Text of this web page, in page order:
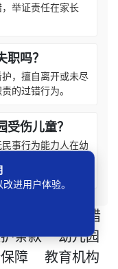
举证责任在家长
吗？
，擅自离开或未尽
的过错行为。
伤儿童？
事行为能力人在幼
人认定
过错
条款
幼儿园
障
教育机构
进用户体验。